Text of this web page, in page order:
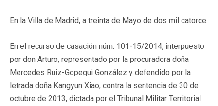
En la Villa de Madrid, a treinta de Mayo de dos mil catorce.
En el recurso de casación núm. 101-15/2014, interpuesto
por don Arturo, representado por la procuradora doña
Mercedes Ruiz-Gopegui González y defendido por la
letrada doña Kangyun Xiao, contra la sentencia de 30 de
octubre de 2013, dictada por el Tribunal Militar Territorial